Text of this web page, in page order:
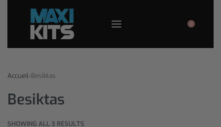
0
Accueil›Besiktas
Besiktas
SHOWING ALL 3 RESULTS